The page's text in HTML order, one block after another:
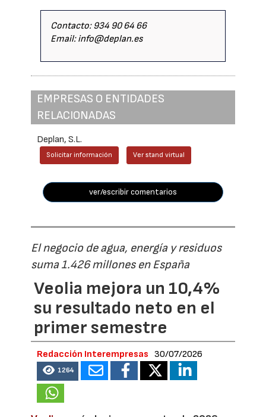
Contacto: 934 90 64 66
Email: info@deplan.es
EMPRESAS O ENTIDADES
RELACIONADAS
Deplan, S.L.
Solicitar información Ver stand virtual
ver/escribir comentarios
El negocio de agua, energía y residuos
suma 1.426 millones en España
Veolia mejora un 10,4%
su resultado neto en el
primer semestre
Redacción Interempresas 30/07/2026
1264